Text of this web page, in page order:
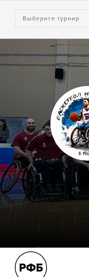
Выберите турнир